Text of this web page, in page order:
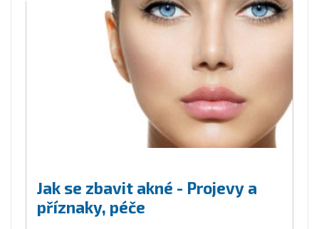
Jak se zbavit akné - Projevy a
příznaky, péče